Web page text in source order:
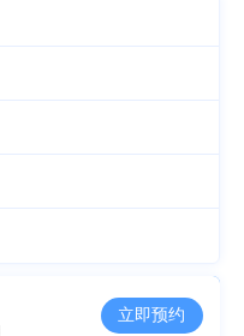
立即预约